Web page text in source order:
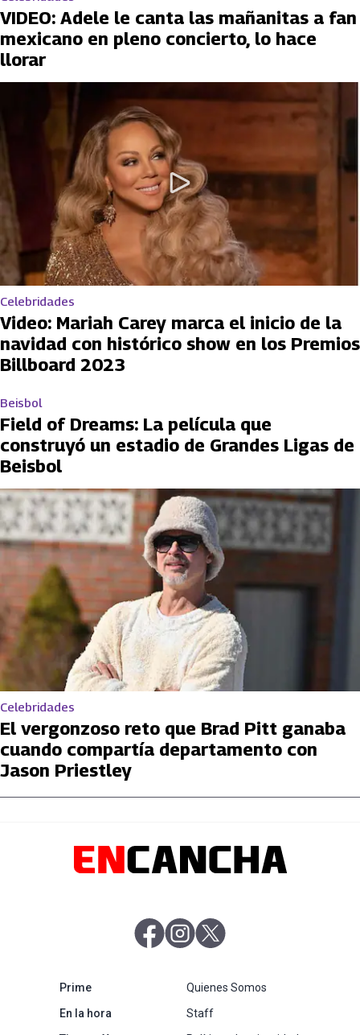
VIDEO: Adele le canta las mañanitas a fan
mexicano en pleno concierto, lo hace
llorar
Celebridades
Video: Mariah Carey marca el inicio de la
navidad con histórico show en los Premios
Billboard 2023
Beisbol
Field of Dreams: La película que
construyó un estadio de Grandes Ligas de
Beisbol
Celebridades
El vergonzoso reto que Brad Pitt ganaba
cuando compartía departamento con
Jason Priestley
abre en nueva pestaña
abre en nueva pestaña
Primeabre en nueva pestaña
En la horaabre en nueva pestaña
Quienes Somos
Staff